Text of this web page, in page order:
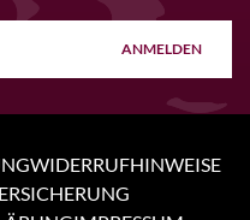
ANMELDEN
WIDERRUFHINWEISE